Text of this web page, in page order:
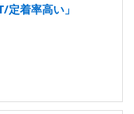
定着率高い」